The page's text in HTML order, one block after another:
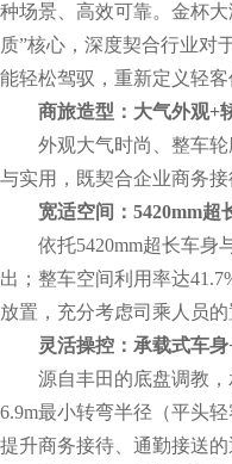
种场景、高效可靠。金杯
质”核心，深度契合行业对
能轻松驾驭，重新定义轻
商旅造型：大气外观+
外观大气时尚、整车
与实用，既契合企业商务
宽适空间：5420mm
依托5420mm超长车身
出；整车空间利用率达
放置，充分考虑司乘人员的
灵活操控：承载式车
源自丰田的底盘调教
6.9m最小转弯半径（平头
提升商务接待、通勤接送的